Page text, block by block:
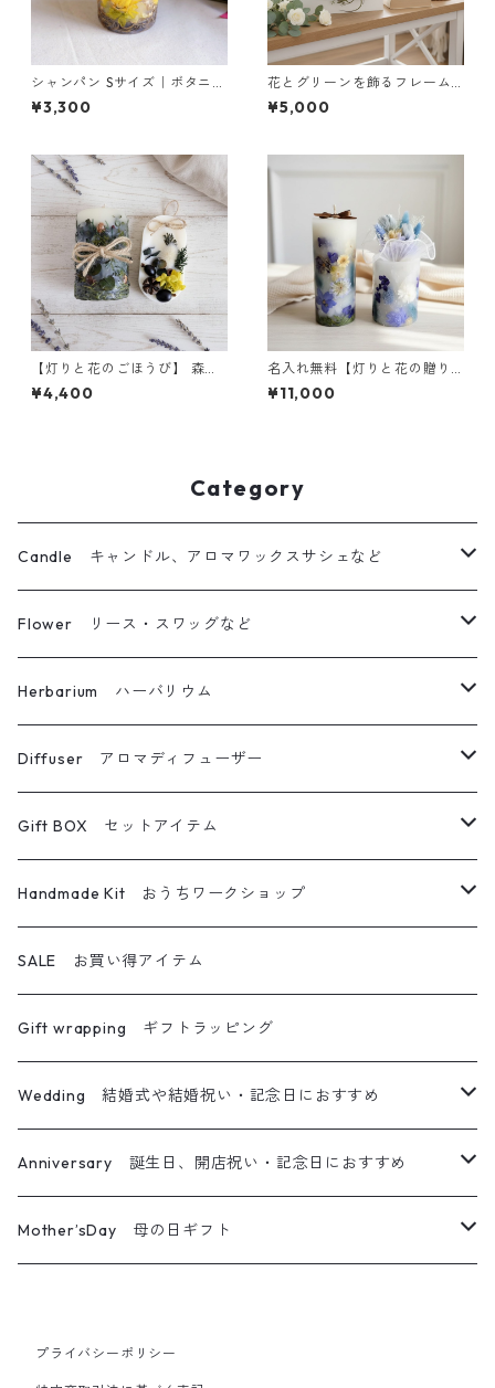
シャンパン Sサイズ｜ボタニカ
ルキャンドル（立体仕上げ）
¥3,300
花とグリーンを飾るフレーム
（グリーン）｜インテリアギ
フトに
¥5,000
【灯りと花のごほうび】 森林
浴 ｜ボタニカルキャンドルS＆
サシェ
¥4,400
名入れ無料【灯りと花の贈り
もの】 オーキッド ｜ボタニカ
ルキャンドルL＆キャンドルホ
¥11,000
Category
Candle キャンドル、アロマワックスサシェなど
ボタニカルキャンドル
立体仕上げボタニカルキャンドル
キャンドルホルダー
ボトルキャンドル
グラスキャンドル
アロマワックスサシェ
ティーライトキャンドル
Flower リース・スワッグなど
リース
ブーケ・スワッグ
フォトフレーム
その他フラワー雑貨
Herbarium ハーバリウム
ハーバリウム
ボールペン
メイクブラシ
アロマディフューザー
オイルランプ
Diffuser アロマディフューザー
フラワーディフューザー
フラワーディフューザー専用詰め替えボトル
ハーバリウムディフューザー
Gift BOX セットアイテム
キャンドル＆サシェ
キャンドル＆ブーケ
キャンドル＆リース
キャンドル＆サシェ＆ブーケ
キャンドル＆ホルダー＆ブーケ
Handmade Kit おうちワークショップ
ハーバリウム
ハーバリウムペン
フレームアレンジ
リース
ガラスジャーアレンジ
SALE お買い得アイテム
Gift wrapping ギフトラッピング
Wedding 結婚式や結婚祝い・記念日におすすめ
メッセージ入りキャンドル
ウエルカムボード
その他フラワー雑貨
Anniversary 誕生日、開店祝い・記念日におすすめ
メッセージ入りキャンドル
その他フラワー雑貨
Mother’sDay 母の日ギフト
ギフトセット
プライバシーポリシー